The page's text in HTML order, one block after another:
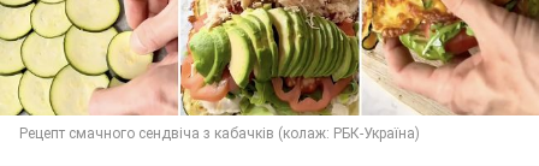
Рецепт смачного сендвіча з кабачків (колаж: РБК-Україна)